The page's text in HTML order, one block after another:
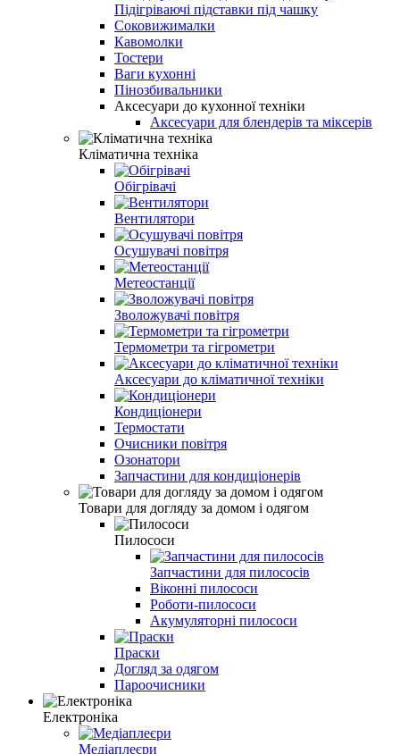
Підігріваючі підставки під чашку
Соковижималки
Кавомолки
Тостери
Ваги кухонні
Пінозбивальники
Аксесуари до кухонної техніки
Аксесуари для блендерів та міксерів
Кліматична техніка
Обігрівачі
Вентилятори
Осушувачі повітря
Метеостанції
Зволожувачі повітря
Термометри та гігрометри
Аксесуари до кліматичної техніки
Кондиціонери
Термостати
Очисники повітря
Озонатори
Запчастини для кондиціонерів
Товари для догляду за домом і одягом
Пилососи
Запчастини для пилососів
Віконні пилососи
Роботи-пилососи
Акумуляторні пилососи
Праски
Догляд за одягом
Пароочисники
Електроніка
Медіаплеєри